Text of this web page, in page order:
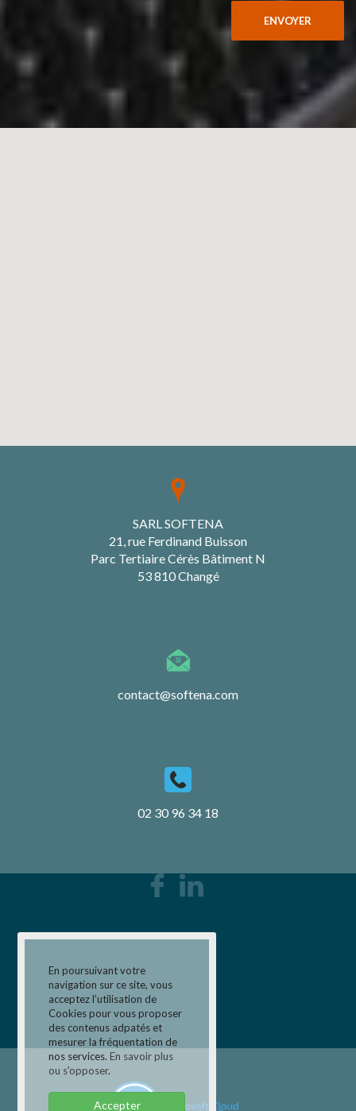
En poursuivant votre
navigation sur ce site, vous
acceptez l’utilisation de
Cookies pour vous proposer
des contenus adpatés et
mesurer la fréquentation de
nos services. En savoir plus
ou s'opposer.
Accepter
ENVOYER
SARL SOFTENA
21, rue Ferdinand Buisson
Parc Tertiaire Cérès Bâtiment N
53 810 Changé
contact@softena.com
02 30 96 34 18